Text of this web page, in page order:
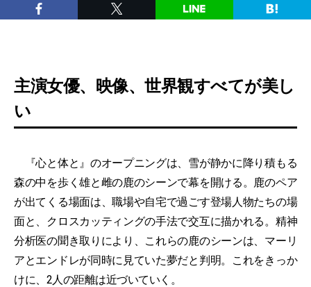
主演女優、映像、世界観すべてが美し
い
『心と体と』のオープニングは、雪が静かに降り積もる
森の中を歩く雄と雌の鹿のシーンで幕を開ける。鹿のペア
が出てくる場面は、職場や自宅で過ごす登場人物たちの場
面と、クロスカッティングの手法で交互に描かれる。精神
分析医の聞き取りにより、これらの鹿のシーンは、マーリ
アとエンドレが同時に見ていた夢だと判明。これをきっか
けに、2人の距離は近づいていく。